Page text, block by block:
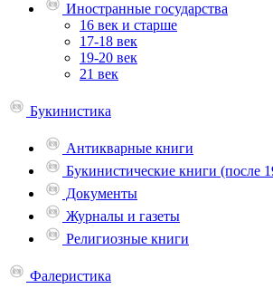
Иностранные государства
16 век и старше
17-18 век
19-20 век
21 век
Букинистика
Антикварные книги
Букинистические книги (после
Документы
Журналы и газеты
Религиозные книги
Фалеристика